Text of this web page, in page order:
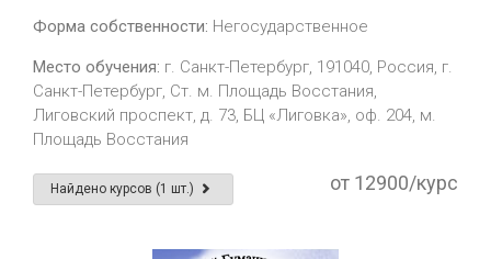
Форма собственности: Негосударственное
Место обучения: г. Санкт-Петербург, 191040, Россия, г.
Санкт-Петербург, Ст. м. Площадь Восстания,
Лиговский проспект, д. 73, БЦ «Лиговка», оф. 204, м.
Площадь Восстания
Найдено курсов (1 шт.) от 12900/курс